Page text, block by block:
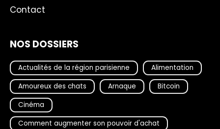
Contact
NOS DOSSIERS
Actualités de la région parisienne
Alimentation
Amoureux des chats
Arnaque
Bitcoin
Cinéma
Comment augmenter son pouvoir d'achat